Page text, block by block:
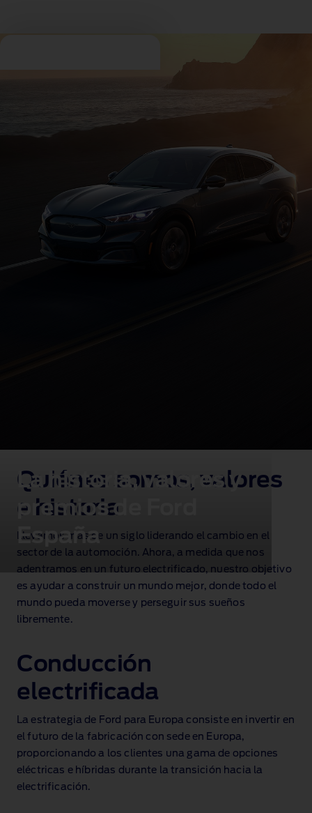
La historia, valores y
premios de Ford
España
Quiénes somos, valores
e historia
Llevamos más de un siglo liderando el cambio en el
sector de la automoción. Ahora, a medida que nos
adentramos en un futuro electrificado, nuestro objetivo
es ayudar a construir un mundo mejor, donde todo el
mundo pueda moverse y perseguir sus sueños
libremente.
Conducción
electrificada
La estrategia de Ford para Europa consiste en invertir en
el futuro de la fabricación con sede en Europa,
proporcionando a los clientes una gama de opciones
eléctricas e híbridas durante la transición hacia la
electrificación.